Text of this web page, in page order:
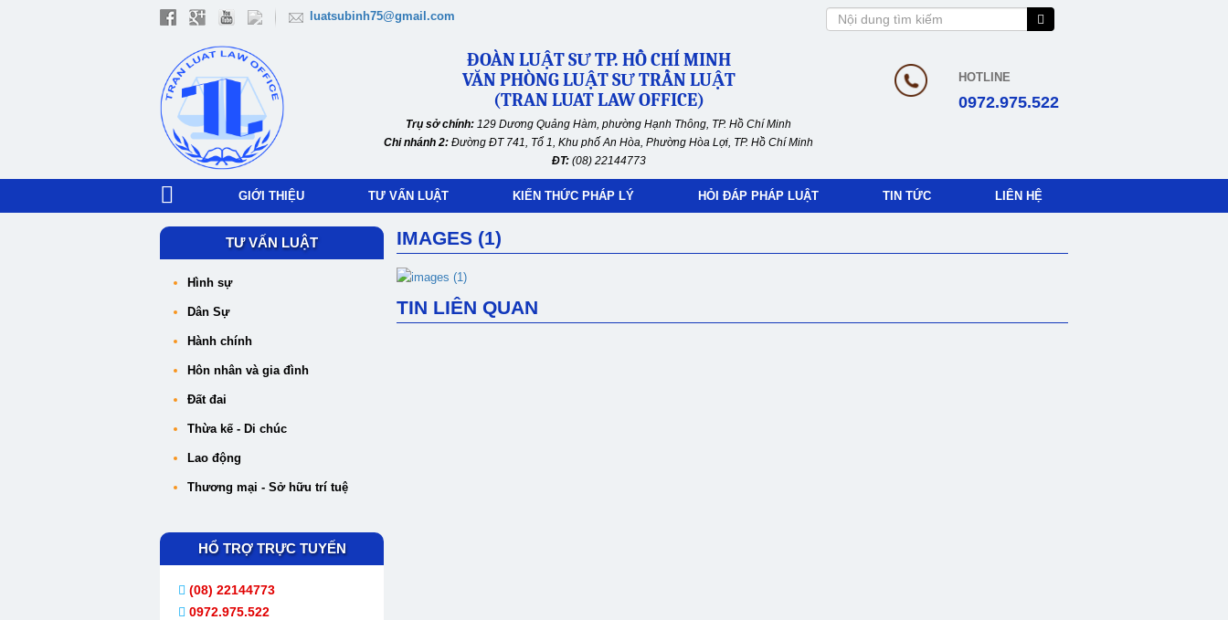
luatsubinh75@gmail.com
ĐOÀN LUẬT SƯ TP. HỒ CHÍ MINH
VĂN PHÒNG LUẬT SƯ TRẦN LUẬT
(TRAN LUAT LAW OFFICE)
Trụ sở chính: 129 Dương Quảng Hàm, phường Hạnh Thông, TP. Hồ Chí Minh
Chi nhánh 2: Đường ĐT 741, Tổ 1, Khu phố An Hòa, Phường Hòa Lợi, TP. Hồ Chí Minh
ĐT: (08) 22144773
HOTLINE
0972.975.522
GIỚI THIỆU TƯ VẤN LUẬT KIẾN THỨC PHÁP LÝ HỎI ĐÁP PHÁP LUẬT TIN TỨC LIÊN HỆ
TƯ VẤN LUẬT
Hình sự
Dân Sự
Hành chính
Hôn nhân và gia đình
Đất đai
Thừa kế - Di chúc
Lao động
Thương mại - Sở hữu trí tuệ
HỔ TRỢ TRỰC TUYẾN
(08) 22144773
0972.975.522
IMAGES (1)
TIN LIÊN QUAN